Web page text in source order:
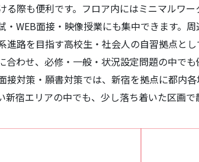
る際も便利です。フロア内にはミニマルワ
・WEB面接・映像授業にも集中できます。
進路を目指す高校生・社会人の自習拠点と
合わせ、必修・一般・状況設定問題の中で
接対策・願書対策では、新宿を拠点に都内
新宿エリアの中でも、少し落ち着いた区画